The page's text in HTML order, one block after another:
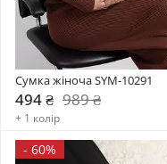
Сумка жіноча SYM-10291
494 ₴ 989 ₴
+ 1 колір
- 60%